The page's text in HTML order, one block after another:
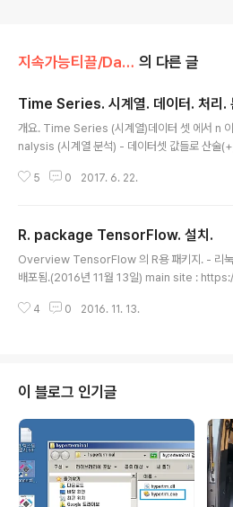
지속가능티끌/Data.Math.Phys 의 다른 글
Time Series. 시계열. 데이터. 처리.
개요. Time Series (시계열)데이터 셋 에서 n
nalysis (시계열 분석) - 데이터셋 값들로 산술
ata Analysis) 에 포함됨. - 데이터 셋의 물리적
: 평균, 필터, 표준편차, 주파수성분분해, ... 등.
ng 이나 같은 의미. 시계열 분석 종류 예시.
5 0 2017. 6. 22.
R. package TensorFlow. 설치.
Overview TensorFlow 의 R용 패키지. - 리
배포됨.(2016년 11월 13일) main site :
패키지 설치. 사전 필수환경. 1. 운영체제 :
http://igotit.tistory.com/1089- TensorFlow
행환경에 따라 설치되는 바이너리가 다르며, 본 글
Ubuntu 64bit, GPU enabled, Py..
4 0 2016. 11. 13.
이 블로그 인기글